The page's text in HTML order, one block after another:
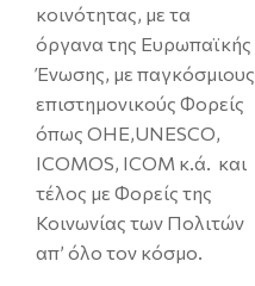
κοινότητας, με τα
όργανα της Ευρωπαϊκής
Ένωσης, με παγκόσμιους
επιστημονικούς Φορείς
όπως ΟΗΕ,UNESCO,
ICOMOS, ICOM κ.ά. και
τέλος με Φορείς της
Κοινωνίας των Πολιτών
απ’ όλο τον κόσμο.